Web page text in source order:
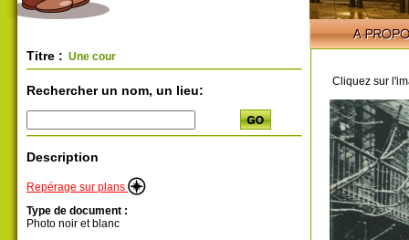
Titre : Une cour
Rechercher un nom, un lieu:
Description
Repérage sur plans
Type de document :
Photo noir et blanc
Cliquez sur